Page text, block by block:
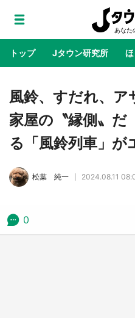
トップ Jタウン研究所
地域×二次元 絶景
ラプラス・ダ
公式プロモ動画
の「猫猫像」
風鈴、すだれ、
家屋の〝縁側〟
る「風鈴列車」が
松葉 純一 2024.08.11
0